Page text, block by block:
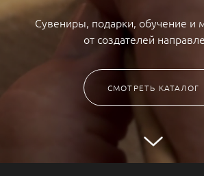
Сувениры, подарки, обучение и
от создателей
СМОТРЕТЬ КАТАЛОГ